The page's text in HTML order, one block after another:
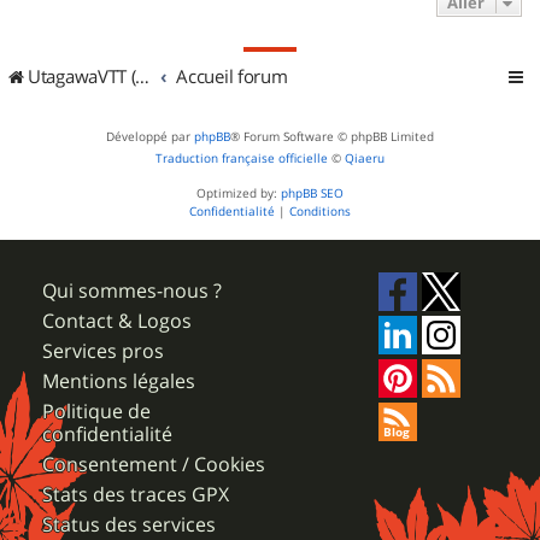
UtagawaVTT (Randos VTT et VTTAE avec traces GPS) Accueil forum
Développé par phpBB® Forum Software © phpBB Limited
Traduction française officielle © Qiaeru
Optimized by: phpBB SEO
Confidentialité | Conditions
Qui sommes-nous ?
Contact & Logos
Services pros
Mentions légales
Politique de
confidentialité
Consentement / Cookies
Stats des traces GPX
Status des services